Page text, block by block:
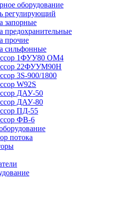
оборудование
регулирующий
запорные
предохранительные
прочие
сильфонные
1ФУУ80 ОМ4
22ФУУМ90Н
3S-900/1800
W92S
ДАУ-50
ДАУ-80
ПД-55
ФВ-6
потока